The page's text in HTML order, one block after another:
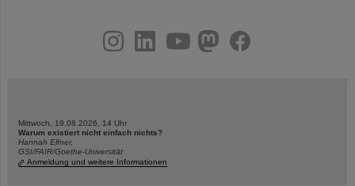
youtubehelmholtz.socialfacebook
Mittwoch, 19.08.2026, 14 Uhr
Warum existiert nicht einfach nichts?
Hannah Elfner,
GSI/FAIR/Goethe-Universität
Anmeldung und weitere Informationen